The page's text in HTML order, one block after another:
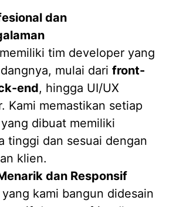
dan
tim developer yang
mulai dari front-
end, hingga UI/UX
Kami memastikan setiap
dibuat memiliki
tinggi dan sesuai dengan
klien.
dan Responsif
kami bangun didesain